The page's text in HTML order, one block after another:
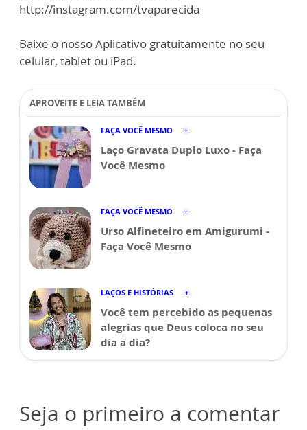
http://instagram.com/tvaparecida
Baixe o nosso Aplicativo gratuitamente no seu
celular, tablet ou iPad.
APROVEITE E LEIA TAMBÉM
FAÇA VOCÊ MESMO
Laço Gravata Duplo Luxo - Faça
Você Mesmo
FAÇA VOCÊ MESMO
Urso Alfineteiro em Amigurumi -
Faça Você Mesmo
LAÇOS E HISTÓRIAS
Você tem percebido as pequenas
alegrias que Deus coloca no seu
dia a dia?
Seja o primeiro a comentar